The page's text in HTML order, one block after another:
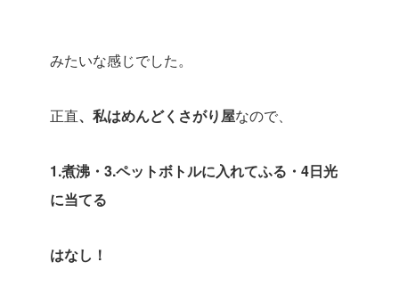
みたいな感じでした。
正直、私はめんどくさがり屋なので、
1.煮沸・3.ペットボトルに入れてふる・4日光
に当てる
はなし！